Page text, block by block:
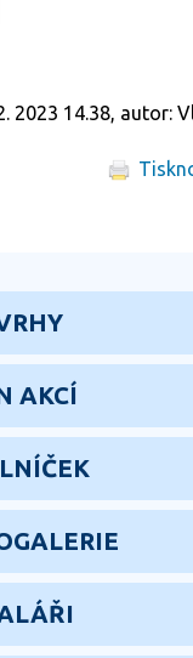
2023 14.38, autor:
AKCÍ